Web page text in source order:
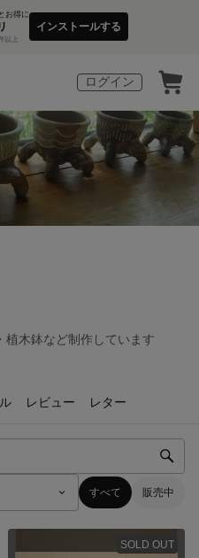
お得に
以上
インストールする
ログイン
植木鉢など制作しています
レビュー レター
すべて 販売中
SOLD OUT